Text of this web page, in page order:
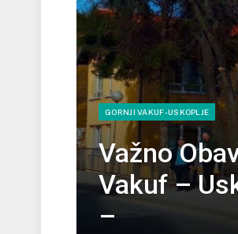
GORNJI VAKUF-USKOPLJE
Važno
Vakuf –
–